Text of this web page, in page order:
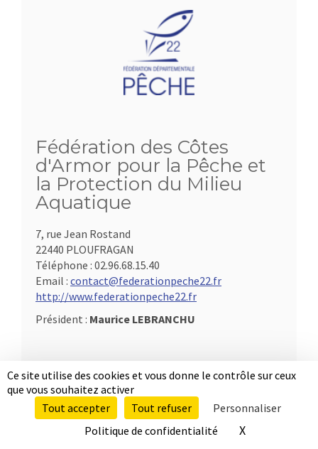
Ce site utilise des cookies et vous donne le contrôle sur ceux
que vous souhaitez activer
Tout accepter
Tout refuser
Personnaliser
Politique de confidentialité
X
Fédération des Côtes
d'Armor pour la Pêche et
la Protection du Milieu
Aquatique
7, rue Jean Rostand
22440 PLOUFRAGAN
Téléphone : 02.96.68.15.40
Email : contact@federationpeche22.fr
http://www.federationpeche22.fr
Président : Maurice LEBRANCHU